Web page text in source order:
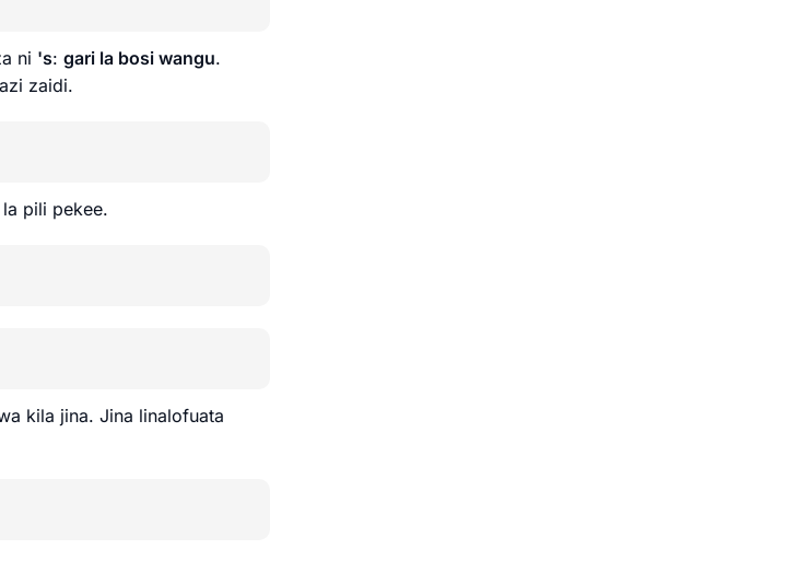
ni 's: gari la bosi wangu.
zaidi.
pili pekee.
kila jina. Jina linalofuata